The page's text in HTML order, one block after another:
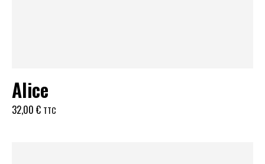
Alice
32,00 € TTC